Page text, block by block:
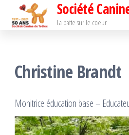
Passer
Société
La patte sur le coeur
Christine Brandt
Monitrice éducation base –